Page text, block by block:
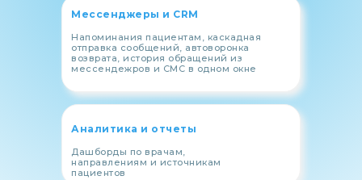
Мессенджеры и CRM
Напоминания пациентам, каскадная
отправка сообщений, автоворонка
возврата, история обращений из
мессендежров и СМС в одном окне
Аналитика и отчеты
Дашборды по врачам,
направлениям и источникам
пациентов